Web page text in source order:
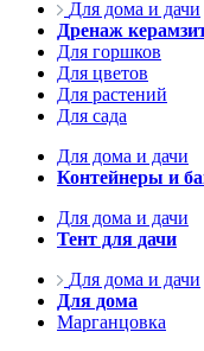
Для дома и дачи
Дренаж
Для горшков
Для цветов
Для растений
Для сада
Для дома и дачи
Контейнеры и
Для дома и дачи
Тент для дачи
Для дома и дачи
Для дома
Марганцовка